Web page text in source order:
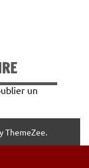
un
ThemeZee.